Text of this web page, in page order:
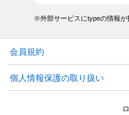
※外部サービスにtypeの情報が
会員規約
個人情報保護の取り扱い